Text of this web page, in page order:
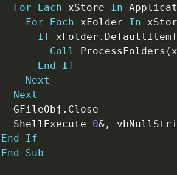
For
Each xStore In
For
Each xFolder In
If xFolder .
Call ProcessFolders (
End
If
Next
Next
  GFileObj
. Close
  ShellExecute
0&,
End
If
End
Sub